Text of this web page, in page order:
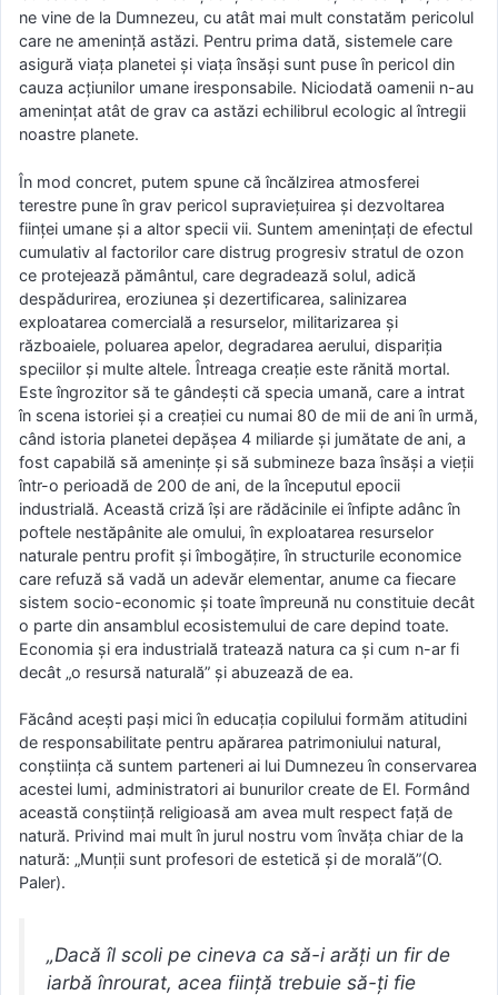
ne vine de la Dumnezeu, cu atât mai mult constatăm pericolul
care ne ameninţă astăzi. Pentru prima dată, sistemele care
asigură viaţa planetei şi viaţa însăşi sunt puse în pericol din
cauza acţiunilor umane iresponsabile. Niciodată oamenii n-au
ameninţat atât de grav ca astăzi echilibrul ecologic al întregii
noastre planete.
În mod concret, putem spune că încălzirea atmosferei
terestre pune în grav pericol supravieţuirea şi dezvoltarea
fiinţei umane şi a altor specii vii. Suntem ameninţaţi de efectul
cumulativ al factorilor care distrug progresiv stratul de ozon
ce protejează pământul, care degradează solul, adică
despădurirea, eroziunea şi dezertificarea, salinizarea
exploatarea comercială a resurselor, militarizarea şi
războaiele, poluarea apelor, degradarea aerului, dispariţia
speciilor şi multe altele. Întreaga creaţie este rănită mortal.
Este îngrozitor să te gândeşti că specia umană, care a intrat
în scena istoriei şi a creaţiei cu numai 80 de mii de ani în urmă,
când istoria planetei depăşea 4 miliarde şi jumătate de ani, a
fost capabilă să ameninţe şi să submineze baza însăşi a vieţii
într-o perioadă de 200 de ani, de la începutul epocii
industrială. Această criză îşi are rădăcinile ei înfipte adânc în
poftele nestăpânite ale omului, în exploatarea resurselor
naturale pentru profit şi îmbogăţire, în structurile economice
care refuză să vadă un adevăr elementar, anume ca fiecare
sistem socio-economic şi toate împreună nu constituie decât
o parte din ansamblul ecosistemului de care depind toate.
Economia şi era industrială tratează natura ca şi cum n-ar fi
decât „o resursă naturală” şi abuzează de ea.
Făcând aceşti paşi mici în educaţia copilului formăm atitudini
de responsabilitate pentru apărarea patrimoniului natural,
conştiinţa că suntem parteneri ai lui Dumnezeu în conservarea
acestei lumi, administratori ai bunurilor create de El. Formând
această conştiinţă religioasă am avea mult respect faţă de
natură. Privind mai mult în jurul nostru vom învăţa chiar de la
natură: „Munţii sunt profesori de estetică şi de morală”(O.
Paler).
„Dacă îl scoli pe cineva ca să-i arăţi un fir de
iarbă înrourat, acea fiinţă trebuie să-ţi fie